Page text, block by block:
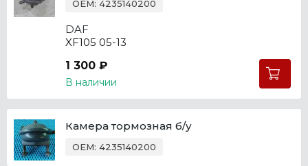
OEM: 4235140200
DAF
XF105 05-13
1 300 ₽
В наличии
Камера тормозная б/у
OEM: 4235140200